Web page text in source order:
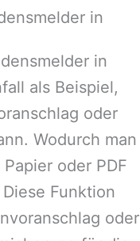
in
in
als Beispiel,
oder
Wodurch man
oder PDF
Funktion
oder